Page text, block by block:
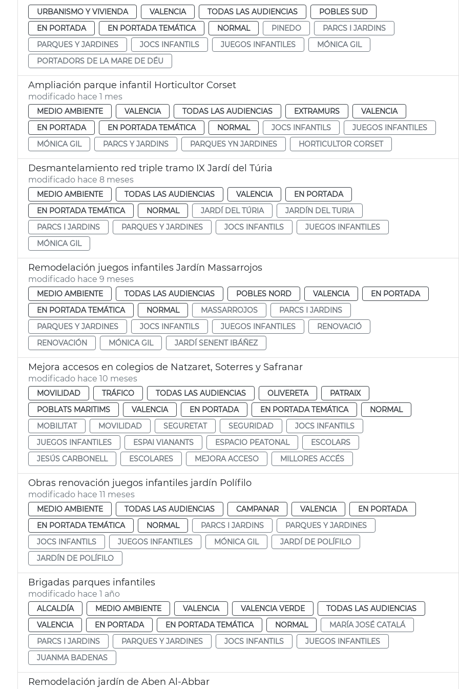
URBANISMO Y VIVIENDA VALENCIA TODAS LAS AUDIENCIAS
POBLES SUD
EN PORTADA
EN PORTADA TEMÁTICA NORMAL PINEDO
PARCS I JARDINS
PARQUES Y JARDINES
JOCS INFANTILS JUEGOS INFANTILES
MÓNICA GIL
PORTADORS DE LA MARE DE DÉU
Ampliación parque infantil Horticultor Corset
modificado hace 1 mes
MEDIO AMBIENTE VALENCIA TODAS LAS AUDIENCIAS EXTRAMURS
VALENCIA
EN PORTADA
EN PORTADA TEMÁTICA NORMAL JOCS INFANTILS
JUEGOS INFANTILES
MÓNICA GIL
PARCS Y JARDINS PARQUES YN JARDINES HORTICULTOR CORSET
Desmantelamiento red triple tramo IX Jardí del Túria
modificado hace 8 meses
MEDIO AMBIENTE TODAS LAS AUDIENCIAS VALENCIA
EN PORTADA
EN PORTADA TEMÁTICA
NORMAL JARDÍ DEL TÚRIA
JARDÍN DEL TURIA
PARCS I JARDINS
PARQUES Y JARDINES JOCS INFANTILS
JUEGOS INFANTILES
MÓNICA GIL
Remodelación juegos infantiles Jardín Massarrojos
modificado hace 9 meses
MEDIO AMBIENTE TODAS LAS AUDIENCIAS POBLES NORD VALENCIA
EN PORTADA
EN PORTADA TEMÁTICA
NORMAL MASSARROJOS
PARCS I JARDINS
PARQUES Y JARDINES
JOCS INFANTILS JUEGOS INFANTILES
RENOVACIÓ
RENOVACIÓN
MÓNICA GIL JARDÍ SENENT IBÁÑEZ
Mejora accesos en colegios de Natzaret, Soterres y Safranar
modificado hace 10 meses
MOVILIDAD TRÁFICO TODAS LAS AUDIENCIAS OLIVERETA
PATRAIX
POBLATS MARITIMS
VALENCIA EN PORTADA EN PORTADA TEMÁTICA
NORMAL
MOBILITAT
MOVILIDAD SEGURETAT SEGURIDAD
JOCS INFANTILS
JUEGOS INFANTILES
ESPAI VIANANTS ESPACIO PEATONAL
ESCOLARS
JESÚS CARBONELL
ESCOLARES MEJORA ACCESO MILLORES ACCÉS
Obras renovación juegos infantiles jardín Polífilo
modificado hace 11 meses
MEDIO AMBIENTE TODAS LAS AUDIENCIAS CAMPANAR VALENCIA
EN PORTADA
EN PORTADA TEMÁTICA
NORMAL PARCS I JARDINS
PARQUES Y JARDINES
JOCS INFANTILS
JUEGOS INFANTILES MÓNICA GIL
JARDÍ DE POLÍFILO
JARDÍN DE POLÍFILO
Brigadas parques infantiles
modificado hace 1 año
ALCALDÍA MEDIO AMBIENTE VALENCIA VALENCIA VERDE
TODAS LAS AUDIENCIAS
VALENCIA
EN PORTADA EN PORTADA TEMÁTICA NORMAL
MARÍA JOSÉ CATALÁ
PARCS I JARDINS
PARQUES Y JARDINES JOCS INFANTILS
JUEGOS INFANTILES
JUANMA BADENAS
Remodelación jardín de Aben Al-Abbar